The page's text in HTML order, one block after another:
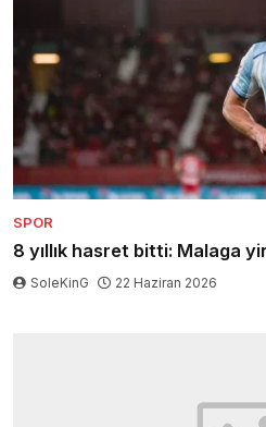
SPOR
8 yıllık hasret bitti: Malaga
SoleKinG 22 Haziran 2026